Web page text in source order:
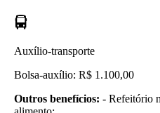
Auxílio-transporte
Bolsa-auxílio: R$ 1.100,00
Outros benefícios: - Refeitório